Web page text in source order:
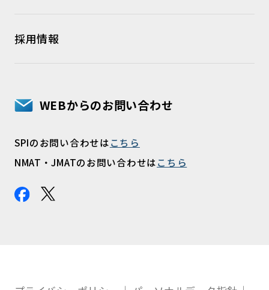
採用情報
WEBからのお問い合わせ
SPIのお問い合わせはこちら
NMAT・JMATのお問い合わせはこちら